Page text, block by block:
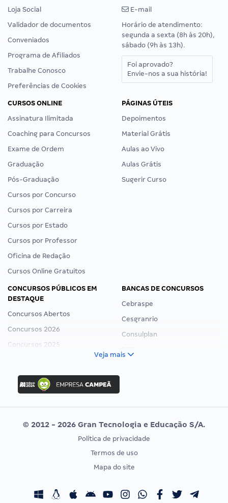
Loja Social
Validador de documentos
Conveniados
Programa de Afiliados
Trabalhe Conosco
Preferências de Cookies
E-mail
Horário de atendimento:
segunda a sexta (8h às 20h),
sábado (9h às 13h).
Foi aprovado?
Envie-nos a sua história!
CURSOS ONLINE
Assinatura Ilimitada
Coaching para Concursos
Exame de Ordem
Graduação
Pós-Graduação
Cursos por Concurso
Cursos por Carreira
Cursos por Estado
Cursos por Professor
Oficina de Redação
Cursos Online Gratuitos
PÁGINAS ÚTEIS
Depoimentos
Material Grátis
Aulas ao Vivo
Aulas Grátis
Sugerir Curso
CONCURSOS PÚBLICOS EM
DESTAQUE
Concursos Abertos
Concursos 2026
Concursos 2025
Concurso Ibama
Concurso MPU
Editais publicados
BANCAS DE CONCURSOS
Cebraspe
Cesgranrio
Consulplan
Vunesp
CONCURSOS POR PROFISSÃO
Concursos Fiscais
EXAME DE ORDEM
Calendário OAB
Veja mais
© 2012 - 2026 Gran Tecnologia e Educação S/A.
Política de privacidade
Termos de uso
Mapa do site